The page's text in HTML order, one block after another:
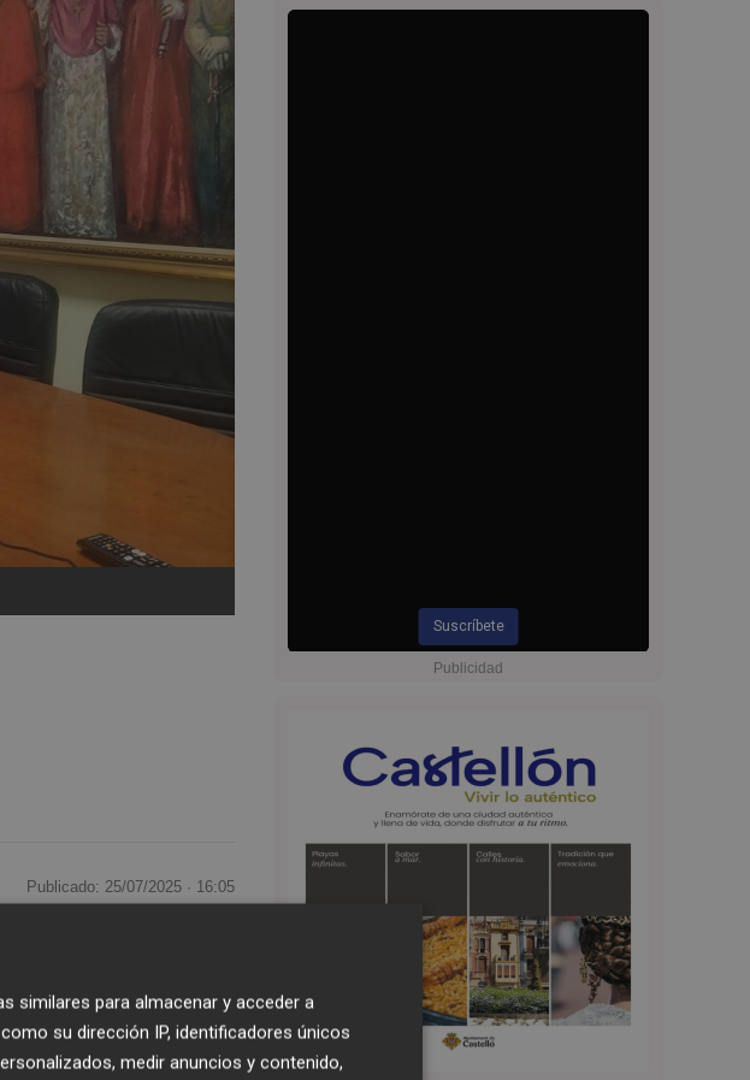
Suscríbete
Publicado: 25/07/2025 · 16:05
conservació i
junta ha acordat
del riu, tant el del
similares para almacenar y acceder a
su dirección IP, identificadores únicos
medir anuncios y contenido,